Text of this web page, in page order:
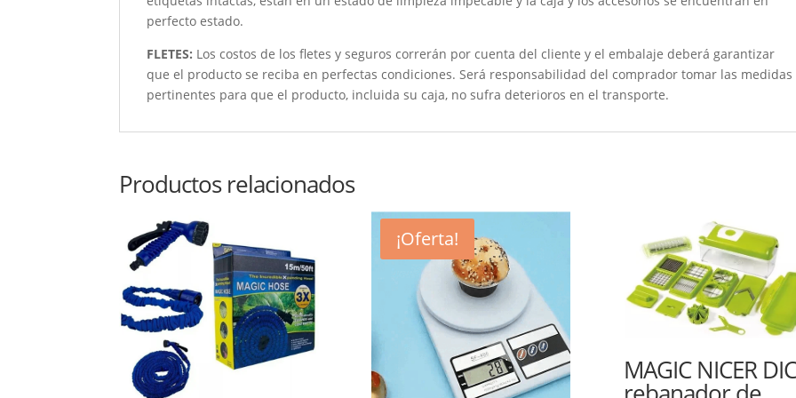
perfecto estado.
FLETES: Los costos de los fletes y seguros correrán por cuenta del cliente y el embalaje deberá garantizar
que el producto se reciba en perfectas condiciones. Será responsabilidad del comprador tomar las medidas
pertinentes para que el producto, incluida su caja, no sufra deterioros en el transporte.
Productos relacionados
¡Oferta!
MAGIC NICER